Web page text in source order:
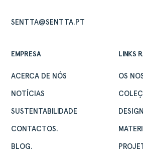
SENTTA@SENTTA.PT
EMPRESA
ACERCA DE NÓS
NOTÍCIAS
SUSTENTABILIDADE
CONTACTOS.
BLOG.
LINKS
OS